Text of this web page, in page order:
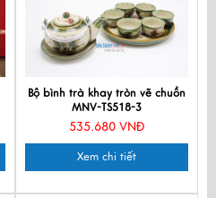
Bộ bình trà khay tròn vẽ chuồn
MNV-TS518-3
535.680 VNĐ
Xem chi tiết